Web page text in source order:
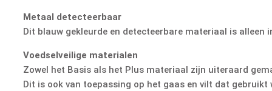
Metaal detecteerbaar
Dit blauw gekleurde en detecteerbare materiaal is alleen
Voedselveilige materialen
Zowel het Basis als het Plus materiaal zijn uiteraard
Dit is ook van toepassing op het gaas en vilt dat